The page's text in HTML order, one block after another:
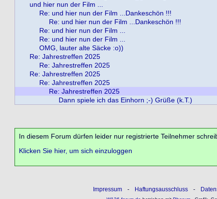
und hier nun der Film ...
Re: und hier nun der Film ...Dankeschön !!!
Re: und hier nun der Film ...Dankeschön !!!
Re: und hier nun der Film ...
Re: und hier nun der Film ...
OMG, lauter alte Säcke :o))
Re: Jahrestreffen 2025
Re: Jahrestreffen 2025
Re: Jahrestreffen 2025
Re: Jahrestreffen 2025
Re: Jahrestreffen 2025
Dann spiele ich das Einhorn ;-) Grüße (k.T.)
In diesem Forum dürfen leider nur registrierte Teilnehmer
Klicken Sie hier, um sich einzuloggen
Impressum - Haftungsausschluss -